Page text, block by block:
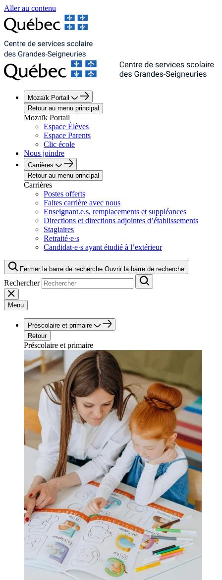
Aller au contenu
Mozaïk Portail
Retour au menu principal
Mozaïk Portail
Espace Élèves
Espace Parents
Clic école
Nous joindre
Carrières
Retour au menu principal
Carrières
Postes offerts
Faites carrière avec nous
Enseignant.e.s, remplacements et suppléances
Directions et directions adjointes d’établissements
Stagiaires
Retraité·e·s
Candidat·e·s ayant étudié à l’extérieur
Fermer la barre de recherche Ouvrir la barre de recherche
Rechercher
Menu
Préscolaire et primaire
Retour
Préscolaire et primaire